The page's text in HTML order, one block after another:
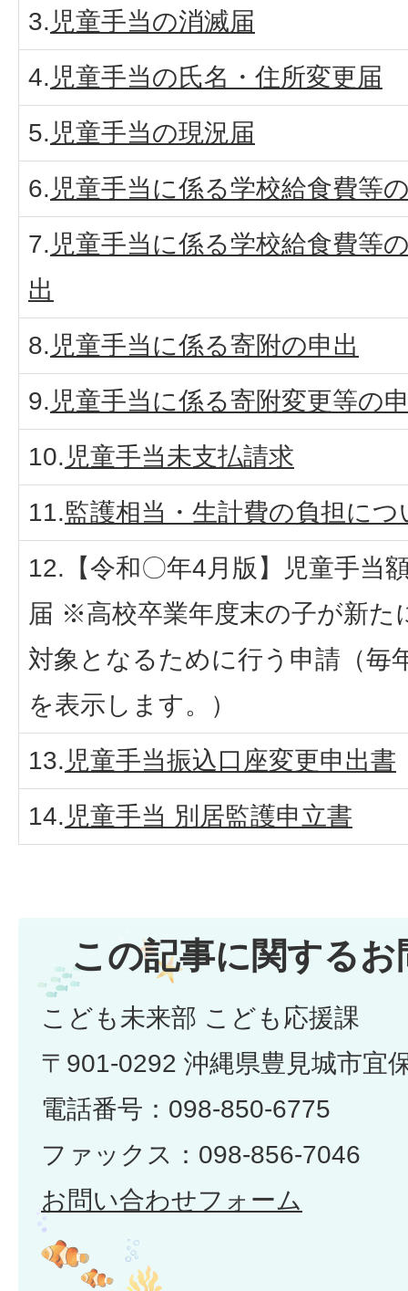
3. 児童手当の消滅届
4. 児童手当の氏名・住所変更届
5. 児童手当の現況届
6. 児童手当に係る学校給食費等
7. 児童手当に係る学校給食費等
出
8. 児童手当に係る寄附の申出
9. 児童手当に係る寄附変更等の
10. 児童手当未支払請求
11.監護相当・生計費の負担に
12.【令和〇年4月版】児童手当
届 ※高校卒業年度末の子が新た
対象となるために行う申請（毎
を表示します。）
13. 児童手当振込口座変更申出書
14. 児童手当 別居監護申立書
この記事に関する
こども未来部 こども応援課
〒901-0292 沖縄県豊見城市宜
電話番号：098-850-6775
ファックス：098-856-7046
お問い合わせフォーム